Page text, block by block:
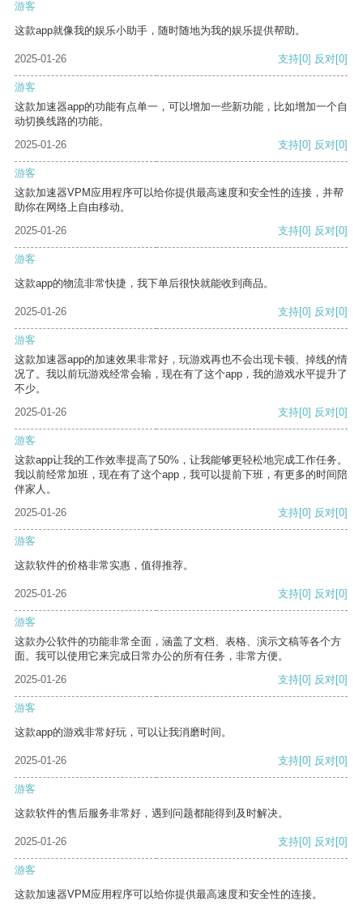
游客
这款app就像我的娱乐小助手，随时随地为我的娱乐提供帮助。
2025-01-26 支持[0] 反对[0]
游客
这款加速器app的功能有点单一，可以增加一些新功能，比如增加一个自
动切换线路的功能。
2025-01-26
支持[0] 反对[0]
游客
这款加速器VPM应用程序可以给你提供最高速度和安全性的连接，并帮
助你在网络上自由移动。
2025-01-26
支持[0] 反对[0]
游客
这款app的物流非常快捷，我下单后很快就能收到商品。
2025-01-26 支持[0] 反对[0]
游客
这款加速器app的加速效果非常好，玩游戏再也不会出现卡顿、掉线的情
况了。我以前玩游戏经常会输，现在有了这个app，我的游戏水平提升了
不少。
2025-01-26
支持[0] 反对[0]
游客
这款app让我的工作效率提高了50%，让我能够更轻松地完成工作任务。
我以前经常加班，现在有了这个app，我可以提前下班，有更多的时间陪
伴家人。
2025-01-26
支持[0] 反对[0]
游客
这款软件的价格非常实惠，值得推荐。
2025-01-26 支持[0] 反对[0]
游客
这款办公软件的功能非常全面，涵盖了文档、表格、演示文稿等各个方
面。我可以使用它来完成日常办公的所有任务，非常方便。
2025-01-26
支持[0] 反对[0]
游客
这款app的游戏非常好玩，可以让我消磨时间。
2025-01-26 支持[0] 反对[0]
游客
这款软件的售后服务非常好，遇到问题都能得到及时解决。
2025-01-26 支持[0] 反对[0]
游客
这款加速器VPM应用程序可以给你提供最高速度和安全性的连接。